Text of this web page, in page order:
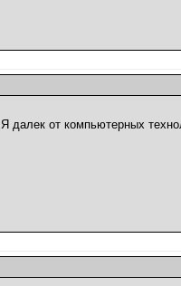
Я далек от компьютерных